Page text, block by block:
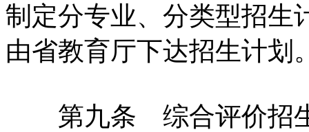
制定分专业、分类型招生
由省教育厅下达招生计划
第九条 综合评价招生